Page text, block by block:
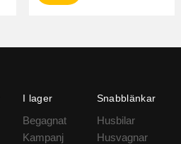
I lager
Begagnat
Kampanj
Snabblänkar
Husbilar
Husvagnar